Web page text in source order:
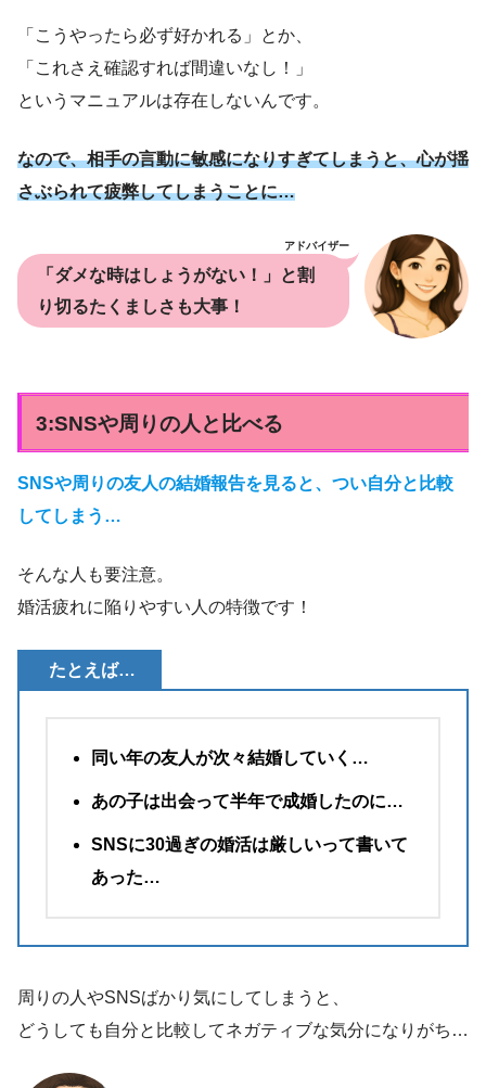
「こうやったら必ず好かれる」とか、
「これさえ確認すれば間違いなし！」
というマニュアルは存在しないんです。
なので、相手の言動に敏感になりすぎてしまうと、心が揺
さぶられて疲弊してしまうことに…
アドバイザー
「ダメな時はしょうがない！」と割
り切るたくましさも大事！
3:SNSや周りの人と比べる
SNSや周りの友人の結婚報告を見ると、つい自分と比較
してしまう…
そんな人も要注意。
婚活疲れに陥りやすい人の特徴です！
たとえば…
同い年の友人が次々結婚していく…
あの子は出会って半年で成婚したのに…
SNSに30過ぎの婚活は厳しいって書いて
あった…
周りの人やSNSばかり気にしてしまうと、
どうしても自分と比較してネガティブな気分になりがち…